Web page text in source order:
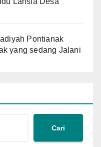
Pontianak
yang sedang Jalani
Cari